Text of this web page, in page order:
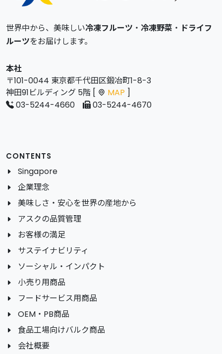
世界中から、美味しい冷凍フルーツ ・ 冷凍野菜 ・ ドライフ
ルーツをお届けします。
本社
〒101-0044 東京都千代田区鍛冶町1-8-3
神田91ビルディング 5階 [
MAP ]
03-5244-4660
03-5244-4670
CONTENTS
Singapore
企業理念
美味しさ・安心を世界の産地から
アスクの品質管理
お客様の満足
サステイナビリティ
ソーシャル・インパクト
小売り用商品
フードサービス用商品
OEM・PB商品
食品工場向けバルク商品
会社概要